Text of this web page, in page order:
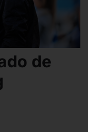
de